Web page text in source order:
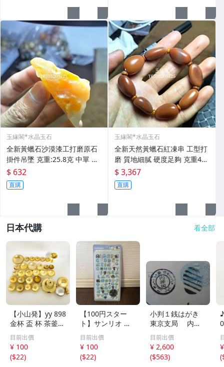
玉緣閣*水晶玉石
全新黃蠟石沙漠漆工打磨原石
掛件吊墜 克重:25.8克 中單 照
片然光
$ 632
直購
玉緣閣*水晶玉石
全新天然黃蠟石紅凍串 工型打
磨 質地細膩 硬度足夠 克重44.
2克 照片然光 非
$ 3,367
直購
日本代購 看全部
【小山発】yy 898
金杯 盃 杯 茶釜風
香炉 金メッキ 24
KGP KGF 27点 総
重量2.9kg まとめ
て / 他 本錫杯 ゴ
目前出價
¥ 100
($22)
【100円スター
ト】サンリオ は
ぴだんぶい ボン
ボンドロップシー
ル moji 文字 ステ
ッカー
目前出價
¥ 100
($22)
小判１銭はがき
東京支局 内神
田ボタ印 18.6.2
9.ハ 使用済 美
品 JPA-62-23-9
目前出價
¥ 2,600
($563)
(